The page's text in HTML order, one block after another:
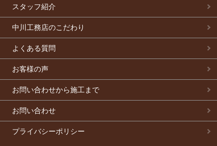
スタッフ紹介
中川工務店のこだわり
よくある質問
お客様の声
お問い合わせから施工まで
お問い合わせ
プライバシーポリシー